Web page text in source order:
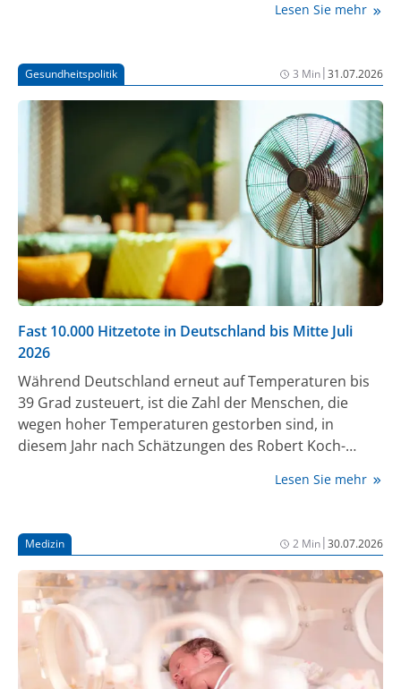
(AMD). Ein internationales Forschungsteam um Prof.
und der Universität Bonn konnte in einer
internationalen klinischen Studie nachweisen, dass
die Mehrzahl der Teilnehmenden deutliche
Verbesserungen der Sehschärfe zeigte – mehr als
84% konnten nach der Implantation wieder
Buchstaben, Zahlen oder Wörter erkennen. Jetzt ist
die neuartige Netzhaut-Implantattechnologie
außerhalb von Studien für die reguläre
Krankenversorgung für den europäischen Markt
zugelassen.
Lesen Sie mehr
Gesundheitspolitik 3 Min|31.07.2026
Fast 10.000 Hitzetote in Deutschland bis Mitte Juli
2026
Während Deutschland erneut auf Temperaturen bis
39 Grad zusteuert, ist die Zahl der Menschen, die
wegen hoher Temperaturen gestorben sind, in
diesem Jahr nach Schätzungen des Robert Koch-
Angaben des Deutschen Wetterdienstes (DWD) dürfte
Beginn der Aufzeichnungen einreihen.
Lesen Sie mehr
Medizin 2 Min|30.07.2026